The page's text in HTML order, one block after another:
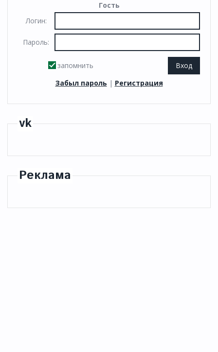
Гость
Логин:
Пароль:
запомнить
Забыл пароль | Регистрация
vk
Реклама